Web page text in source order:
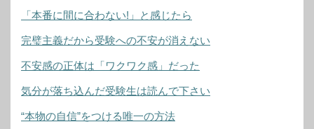
「本番に間に合わない!」と感じたら
完璧主義だから受験への不安が消えない
不安感の正体は「ワクワク感」だった
気分が落ち込んだ受験生は読んで下さい
“本物の自信”をつける唯一の方法